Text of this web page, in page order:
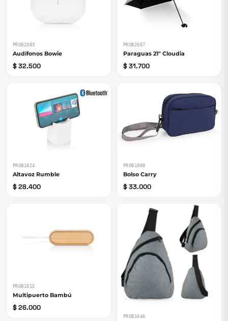
PROB2083
Audífonos Bowie
$ 32.500
PROB2067
Paraguas 21" Cloudia
$ 31.700
PROB1824
Altavoz Rumble
$ 28.400
PROB1988
Bolso Carry
$ 33.000
PROB1515
Multipuerto Bambú
$ 26.000
PROB1646